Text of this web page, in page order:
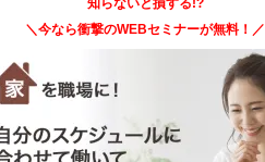
知らないと損する!?
＼今なら衝撃のWEBセミナーが無料！／